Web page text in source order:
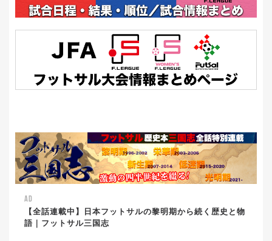
AD
【全話連載中】日本フットサルの黎明期から続く歴史と物
語｜フットサル三国志